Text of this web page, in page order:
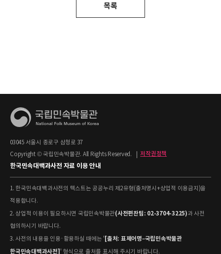
목록
03045 서울시 종로구 삼청로 37
Copyright © 국립민속박물관. All Rights Reserved.
저작권정책
한국민속대백과사전 자료 이용 안내
1. 한국민속대백과사전의 텍스트는 공공누리 제2유형(출처명시+상업적 이용금지)을
적용합니다.
2. 상업적 이용이 필요하시면 국립민속박물관(사전편찬팀: 02-3704-3225)과 사전
협의하시기 바랍니다.
3. 사전의 내용을 인용·활용하실 때에는 '[출처: 표제어명–국립민속박물관
한국민속대백과사전]' 형식으로 출처를 표시해 주시기 바랍니다.